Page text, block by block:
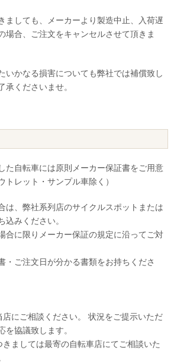
ましても、メーカーより製造中止、入荷遅
場合、ご注文をキャンセルさせて頂きま
いかなる損害についても弊社では補償致し
くださいませ。
た自転車には原則メーカー保証書をご用意
レット・サンプル車除く）
は、弊社系列店のサイクルスポットまたは
込みください。
合に限りメーカー保証の規定に沿ってご対
・ご注文日が分かる書類をお持ちくださ
にご相談ください。 状況をご提示いただ
を協議致します。
ましては最寄の自転車店にてご相談いた